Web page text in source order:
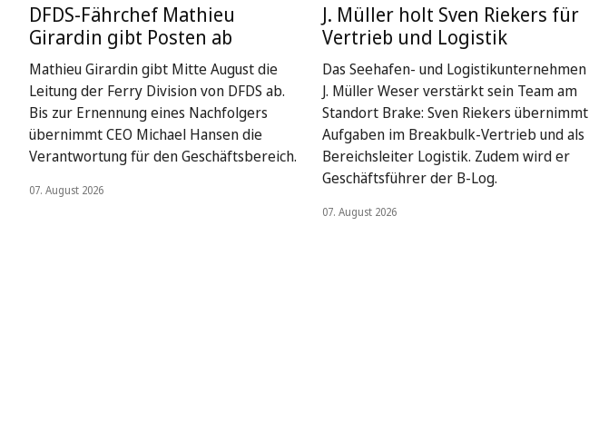
DFDS-Fährchef Mathieu
Girardin gibt Posten ab
Mathieu Girardin gibt Mitte August die
Leitung der Ferry Division von DFDS ab.
Bis zur Ernennung eines Nachfolgers
übernimmt CEO Michael Hansen die
Verantwortung für den Geschäftsbereich.
07. August 2026
J. Müller holt Sven Riekers für
Vertrieb und Logistik
Das Seehafen- und Logistikunternehmen
J. Müller Weser verstärkt sein Team am
Standort Brake: Sven Riekers übernimmt
Aufgaben im Breakbulk-Vertrieb und als
Bereichsleiter Logistik. Zudem wird er
Geschäftsführer der B-Log.
07. August 2026